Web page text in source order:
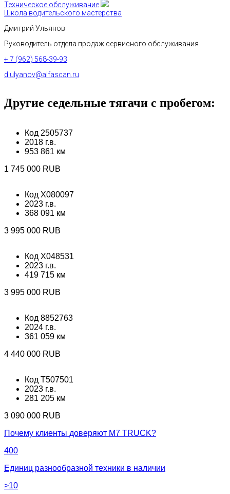
Техническое обслуживание
Школа водительского мастерства
Дмитрий Ульянов
Руководитель отдела продаж сервисного обслуживания
+ 7 (962) 568-39-93
d.ulyanov@alfascan.ru
Другие седельные тягачи с пробегом:
Код 2505737
2018 г.в.
953 861 км
1 745 000 RUB
Код X080097
2023 г.в.
368 091 км
3 995 000 RUB
Код X048531
2023 г.в.
419 715 км
3 995 000 RUB
Код 8852763
2024 г.в.
361 059 км
4 440 000 RUB
Код T507501
2023 г.в.
281 205 км
3 090 000 RUB
Почему клиенты доверяют М7 TRUCK?
400
Единиц разнообразной техники в наличии
>10